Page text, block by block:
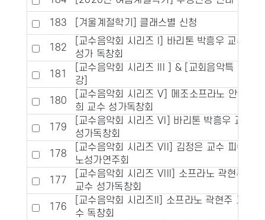
183 [겨울계절학기] 클래스별 신청
182
[교수음악회 시리즈 I] 바리톤 박흥우 교수
성가 독창회
181
[교수음악회 시리즈 III ] & [교회음악특
강]
180
[교수음악회 시리즈 V] 메조소프라노 안수
희 교수 성가독창회
179
[교수음악회 시리즈 VI] 바리톤 박흥우 교수
성가독창회
178
[교수음악회 시리즈 VII] 김정은 교수 피아
노성가연주회
177
[교수음악회 시리즈 VIII] 소프라노 곽현주
교수 성가독창회
176
[교수음악회 시리즈II] 소프라노 곽현주 교
수 독창회